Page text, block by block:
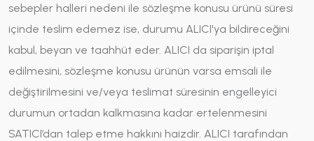
sebepler halleri nedeni ile sözleşme konusu ürünü süresi
içinde teslim edemez ise, durumu ALICI'ya bildireceğini
kabul, beyan ve taahhüt eder. ALICI da siparişin iptal
edilmesini, sözleşme konusu ürünün varsa emsali ile
değiştirilmesini ve/veya teslimat süresinin engelleyici
durumun ortadan kalkmasına kadar ertelenmesini
SATICI’dan talep etme hakkını haizdir. ALICI tarafından